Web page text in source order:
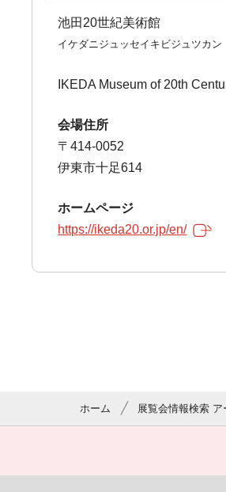
池田20世紀美術館
イケダニジュッセイキビジュツカン
IKEDA Museum of 20th
会場住所
〒414-0052
伊東市十足614
ホームページ
https://ikeda20.or.jp/en/
ホーム 展覧会情報検索